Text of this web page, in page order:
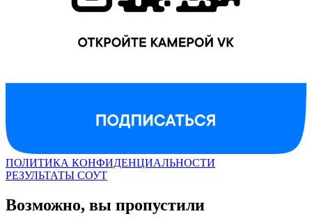
ПОЛИТИКА КОНФИДЕНЦИАЛЬНОСТИ
РЕЗУЛЬТАТЫ СОУТ
Возможно, вы пропустили